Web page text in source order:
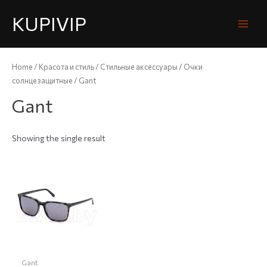
KUPIVIP
Home / Красота и стиль/ Стильные аксессуары / Очки
солнцезащитные / Gant
Gant
Showing the single result
Gant